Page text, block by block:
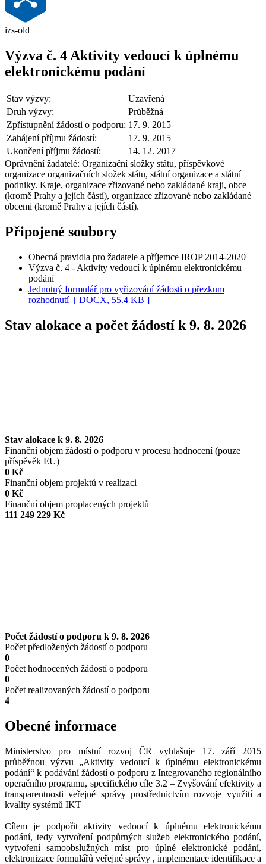
izs-old
Výzva č. 4 Aktivity vedoucí k úplnému
elektronickému podání
Stav výzvy:
Uzavřená
Druh výzvy:
Průběžná
Zpřístupnění žádosti o podporu: 17. 9. 2015
Zahájení příjmu žádostí:
17. 9. 2015
Ukončení příjmu žádostí:
14. 12. 2017
Oprávnění žadatelé: Organizační složky státu, příspěvkové
organizace organizačních složek státu, státní organizace a státní
podniky. Kraje, organizace zřizované nebo zakládané kraji, obce
(kromě Prahy a jejích částí), organizace zřizované nebo zakládané
obcemi (kromě Prahy a jejích částí).
Připojené soubory
Obecná pravidla pro žadatele a příjemce IROP 2014-2020
Výzva č. 4 - Aktivity vedoucí k úplnému elektronickému
podání
Jednotný formulář pro vyřizování žádosti o přezkum
rozhodnutí [ DOCX, 55.4 KB ]
Stav alokace a počet žádostí k 9. 8. 2026
Stav alokace k 9. 8. 2026
Finanční objem žádostí o podporu v procesu hodnocení (pouze
příspěvěk EU)
0 Kč
Finanční objem projektů v realizaci
0 Kč
Finanční objem proplacených projektů
111 249 229 Kč
Počet žádostí o podporu k 9. 8. 2026
Počet předložených žádostí o podporu
0
Počet hodnocených žádostí o podporu
0
Počet realizovaných žádostí o podporu
4
Obecné informace
Ministerstvo pro místní rozvoj ČR vyhlašuje 17. září 2015
průběžnou výzvu „Aktivity vedoucí k úplnému elektronickému
podání“ k podávání žádostí o podporu z Integrovaného regionálního
operačního programu, specifického cíle 3.2 – Zvyšování efektivity a
transparentnosti veřejné správy prostřednictvím rozvoje využití a
kvality systémů IKT
Cílem je podpořit aktivity vedoucí k úplnému elektronickému
podání, tedy vytvoření podpůrných služeb elektronického podání,
vytvoření samoobslužných míst pro úplné elektronické podání,
elektronizace formulářů veřejné správy , implementace identifikace a